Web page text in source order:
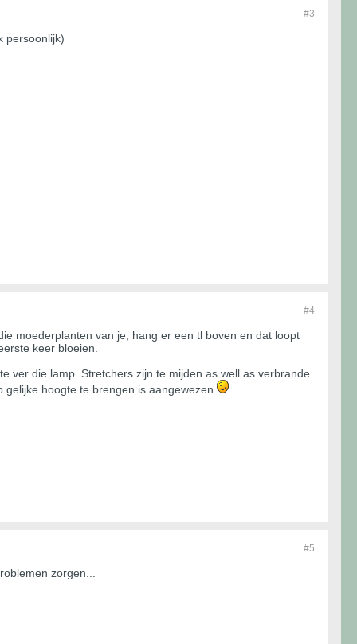
#3
persoonlijk)
#4
moederplanten van je, hang er een tl boven en dat loopt
keer bloeien.
ver die lamp. Stretchers zijn te mijden as well as verbrande
hoogte te brengen is aangewezen
#5
zorgen...